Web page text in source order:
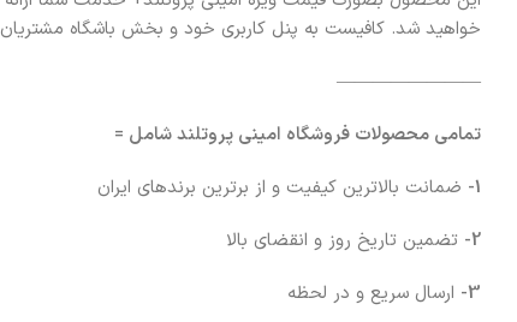
خواهید شد. کافیست به پنل کاربری خود و بخش باشگاه
————————
تمامی محصولات فروشگاه امینی پروتلند شامل =
1- ضمانت بالاترین کیفیت و از برترین برندهای ایران
2- تضمین تاریخ روز و انقضای بالا
3- ارسال سریع و در لحظه